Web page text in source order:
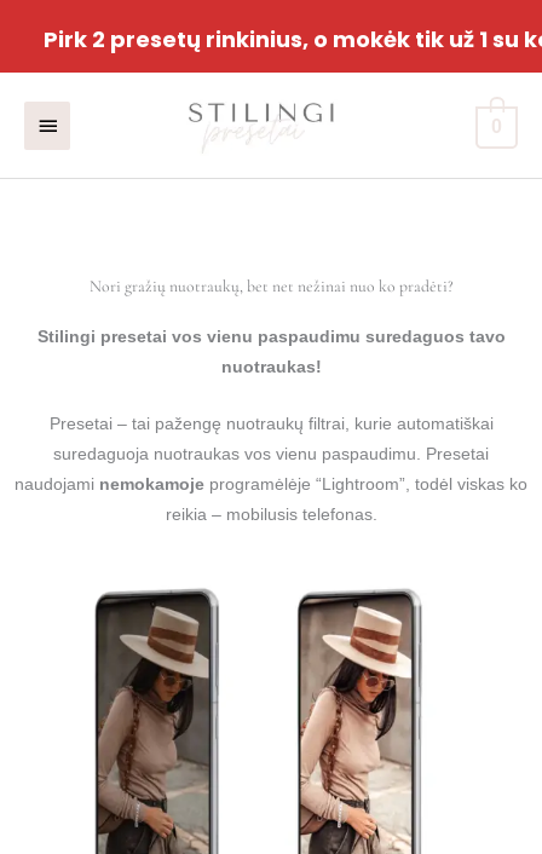
turinio
Pagrindinis
meniu
0
Nori gražių nuotraukų, bet net nežinai nuo ko pradėti?
Stilingi presetai vos vienu paspaudimu suredaguos tavo
nuotraukas!
Presetai – tai pažengę nuotraukų filtrai, kurie automatiškai
suredaguoja nuotraukas vos vienu paspaudimu. Presetai
naudojami nemokamoje programėlėje “Lightroom”, todėl viskas ko
reikia – mobilusis telefonas.
Pirk 2 presetų rinkinius, o mokėk tik už 1 su